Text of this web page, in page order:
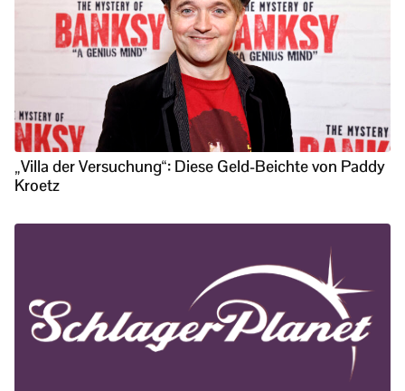
„Villa der Versuchung“: Diese Geld-Beichte von Paddy
Kroetz